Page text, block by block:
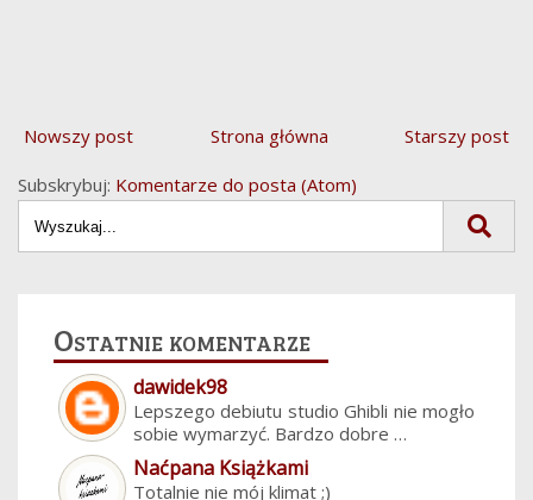
Nowszy post Starszy post
Strona główna
Subskrybuj: Komentarze do posta (Atom)
Ostatnie komentarze
dawidek98
Lepszego debiutu studio Ghibli nie mogło
sobie wymarzyć. Bardzo dobre …
Naćpana Książkami
Totalnie nie mój klimat ;)